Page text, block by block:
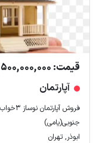
قیمت: 29,500,000,000 تومان
آپارتمان
فروش
جنوبی(یامی)
ابوذر, تهران